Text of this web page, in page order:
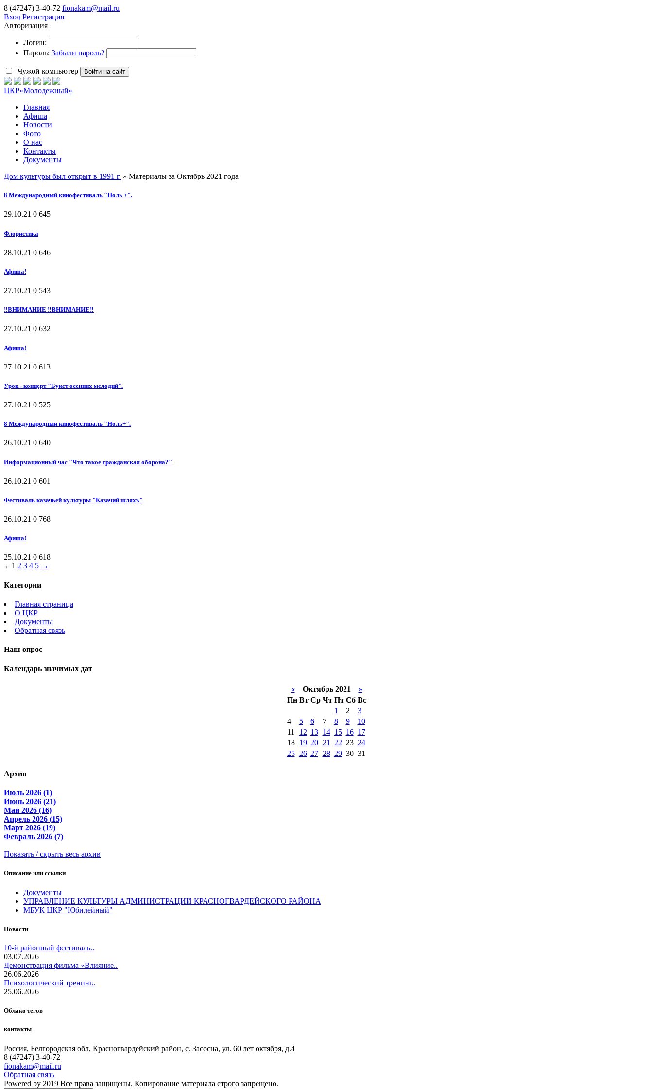
8 (47247) 3-40-72 fionakam@mail.ru
Вход Регистрация
Авторизация
Логин:
Пароль: Забыли пароль?
Чужой компьютер Войти на сайт
ЦКР«Молодежный»
Главная
Афиша
Новости
Фото
О нас
Контакты
Документы
Дом культуры был открыт в 1991 г. » Материалы за Октябрь 2021 года
8 Международный кинофестиваль "Ноль +".
29.10.21 0 645
Флористика
28.10.21 0 646
Афиша!
27.10.21 0 543
‼ВНИМАНИЕ ‼ВНИМАНИЕ‼
27.10.21 0 632
Афиша!
27.10.21 0 613
Урок - концерт "Букет осенних мелодий".
27.10.21 0 525
8 Международный кинофестиваль "Ноль+".
26.10.21 0 640
Информационный час "Что такое гражданская оборона?"
26.10.21 0 601
Фестиваль казачьей культуры "Казачий шляхъ"
26.10.21 0 768
Афиша!
25.10.21 0 618
← 1 2 3 4 5 →
Категории
Главная страница
О ЦКР
Документы
Обратная связь
Наш опрос
Календарь значимых дат
«Октябрь 2021 »
Пн Вт Ср Чт Пт Сб Вс
1
2
3
4
5 6 7 8 9
10
11
12 13 14 15 16 17
18
19 20 21 22 23 24
25
26 27 28 29 30 31
Архив
Июль 2026 (1)
Июнь 2026 (21)
Май 2026 (16)
Апрель 2026 (15)
Март 2026 (19)
Февраль 2026 (7)
Показать / скрыть весь архив
Описание или ссылки
Документы
УПРАВЛЕНИЕ КУЛЬТУРЫ АДМИНИСТРАЦИИ КРАСНОГВАРДЕЙСКОГО РАЙОНА
МБУК ЦКР "Юбилейный"
Новости
10-й районный фестиваль..
03.07.2026
Демонстрация фильма «Влияние..
26.06.2026
Психологический тренинг..
25.06.2026
Облако тегов
контакты
Россия, Белгородская обл, Красногвардейский район, с. Засосна, ул. 60 лет октября, д.4
8 (47247) 3-40-72
fionakam@mail.ru
Обратная связь
Powered by 2019 Все права защищены. Копирование материала строго запрещено.